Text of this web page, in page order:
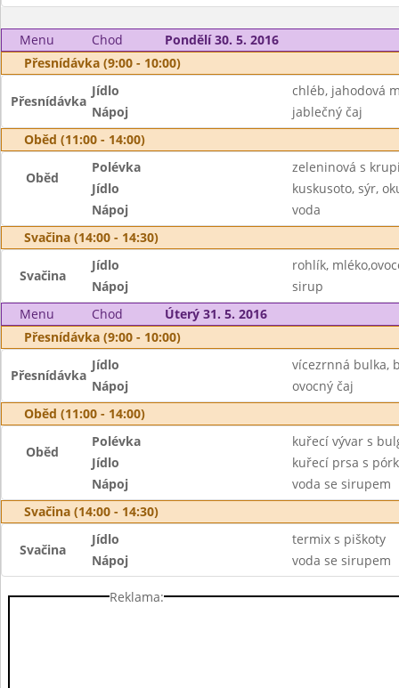
Menu Chod
Pondělí 30. 5. 2016
Přesnídávka (9:00 - 10:00)
Přesnídávka
Jídlo
chléb, jahodová
Nápoj
jablečný čaj
Oběd (11:00 - 14:00)
Oběd
Polévka
zeleninová s
Jídlo
kuskusoto, sýr,
Nápoj
voda
Svačina (14:00 - 14:30)
Svačina
Jídlo
rohlík,
Nápoj
sirup
Menu
Chod
Úterý 31. 5. 2016
Přesnídávka (9:00 - 10:00)
Přesnídávka
Jídlo
vícezrnná bulka,
Nápoj
ovocný čaj
Oběd (11:00 - 14:00)
Oběd
Polévka
kuřecí vývar s
Jídlo
kuřecí prsa s
Nápoj
voda se sirupem
Svačina (14:00 - 14:30)
Svačina
Jídlo
termix s piškoty
Nápoj
voda se sirupem
Reklama: